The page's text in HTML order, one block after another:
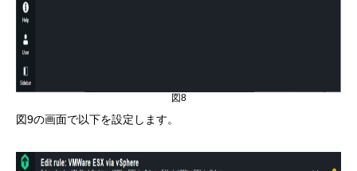
図8
図9の画面で以下を設定します。